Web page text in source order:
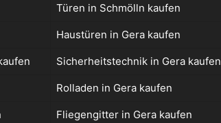
Türen in Schmölln kaufen
Haustüren in Gera kaufen
Sicherheitstechnik in Gera kaufen
Rolladen in Gera kaufen
Fliegengitter in Gera kaufen